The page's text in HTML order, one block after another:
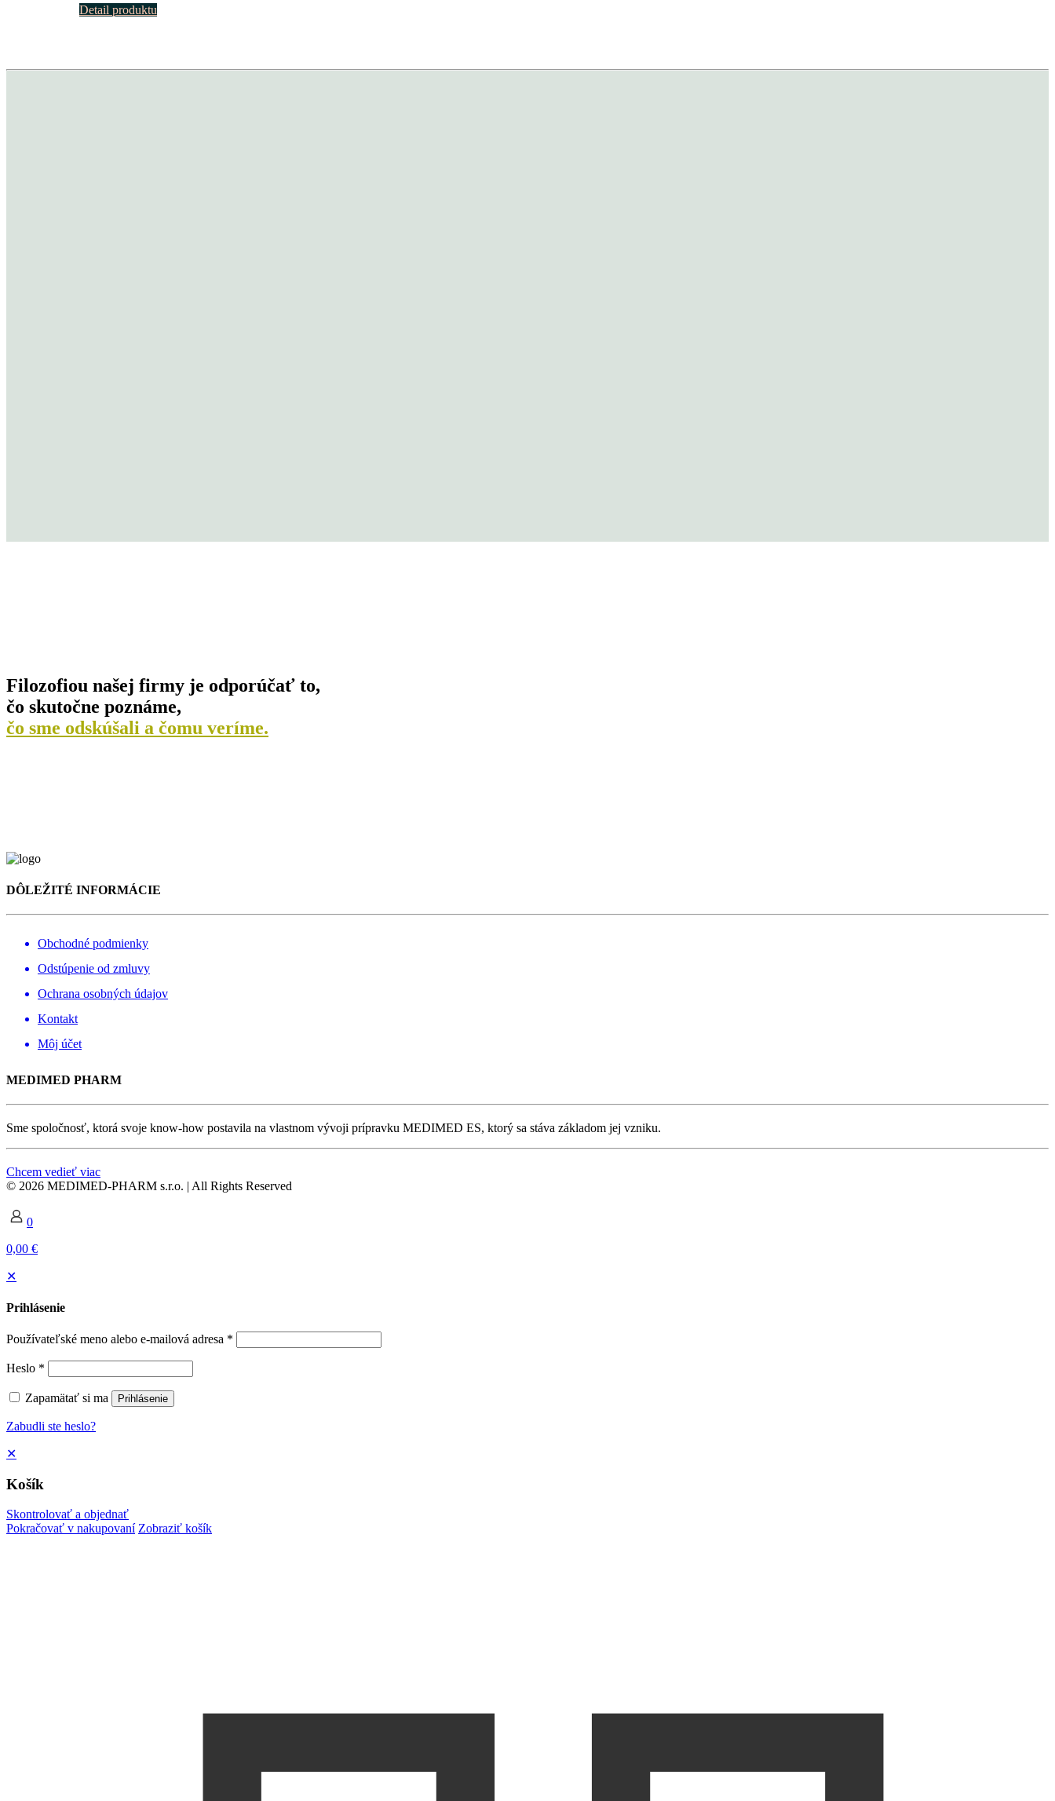
Detail produktu
Filozofiou našej firmy je odporúčať to,
čo skutočne poznáme,
čo sme odskúšali a čomu veríme.
DÔLEŽITÉ INFORMÁCIE
Obchodné podmienky
Odstúpenie od zmluvy
Ochrana osobných údajov
Kontakt
Môj účet
MEDIMED PHARM
Sme spoločnosť, ktorá svoje know-how postavila na vlastnom vývoji prípravku MEDIMED ES, ktorý sa stáva základom jej vzniku.
Chcem vedieť viac
© 2026 MEDIMED-PHARM s.r.o. | All Rights Reserved
0
0,00 €
✕
Prihlásenie
Používateľské meno alebo e-mailová adresa *
Heslo *
Zapamätať si ma Prihlásenie
Zabudli ste heslo?
✕
Košík
Skontrolovať a objednať
Pokračovať v nakupovaní Zobraziť košík